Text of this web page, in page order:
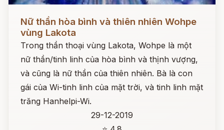
Nữ thần hòa bình và thiên nhiên Wohpe
vùng Lakota
Trong thần thoại vùng Lakota, Wohpe là một
nữ thần/tinh linh của hòa bình và thịnh vượng,
và cũng là nữ thần của thiên nhiên. Bà là con
gái của Wi-tinh linh của mặt trời, và tinh linh mặt
trăng Hanhelpi-Wi.
29-12-2019